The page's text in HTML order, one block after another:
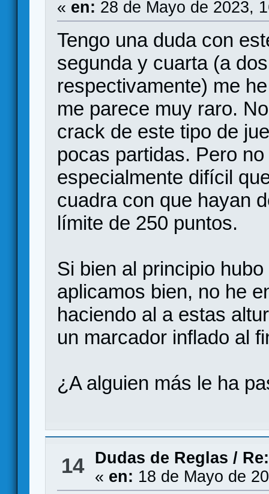
« en: 28 de Mayo de 2023,
Tengo una duda con
segunda y cuarta (a
respectivamente) me
me parece muy raro.
crack de este tipo de
pocas partidas. Pero
especialmente difícil
cuadra con que hayan
límite de 250 puntos.
Si bien al principio
aplicamos bien, no he
haciendo al a estas
un marcador inflado al
¿A alguien más le ha
14 Dudas de Reglas /
« en: 18 de Mayo de